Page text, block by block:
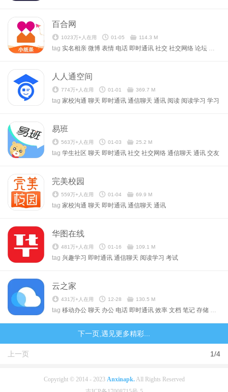
百合网
1023万+人在用 01-05 114.3 M
tag 实名相亲 微博 表情 电话 即时通讯 社交 社交网络 论坛 通信
人人通空间
774万+人在用 01-01 369.7 M
tag 家校沟通 聊天 即时通讯 通信聊天 通讯 阅读 阅读学习 学习
易班
563万+人在用 01-03 25.2 M
tag 学生社区 聊天 即时通讯 社交 社交网络 通信聊天 通讯 交友
完美校园
559万+人在用 01-04 69.9 M
tag 家校沟通 聊天 即时通讯 通信聊天 通讯
华图在线
481万+人在用 01-16 109.1 M
tag 兴趣学习 即时通讯 通信聊天 阅读学习 考试
云之家
431万+人在用 12-28 130.5 M
tag 移动办公 聊天 办公 电话 即时通讯 效率 文档 笔记 存储 通信
下一页,遇见更多精彩...
1/4
上一页
Copyright © 2014 - 2023 Anxinapk.All Rights Reserved